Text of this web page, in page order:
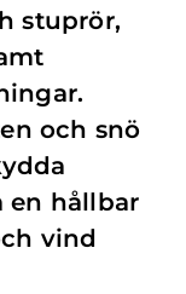
stuprör,
och snö
en hållbar
vind